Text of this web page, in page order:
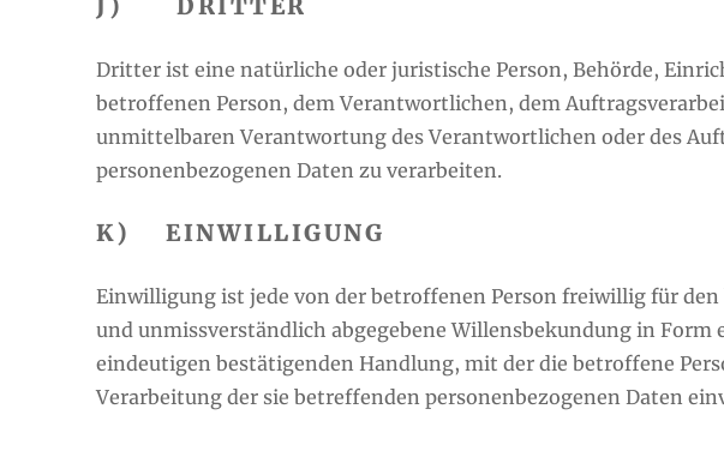
J) DRITTER
Dritter ist eine natürliche oder juristische Person, Behörde,
betroffenen Person, dem Verantwortlichen, dem
unmittelbaren Verantwortung des Verantwortlichen oder des
personenbezogenen Daten zu verarbeiten.
K) EINWILLIGUNG
Einwilligung ist jede von der betroffenen Person freiwillig für
und unmissverständlich abgegebene Willensbekundung in Form
eindeutigen bestätigenden Handlung, mit der die betroffene
Verarbeitung der sie betreffenden personenbezogenen Daten